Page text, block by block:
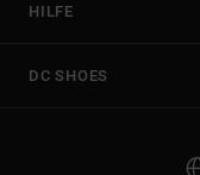
HILFE
DC SHOES